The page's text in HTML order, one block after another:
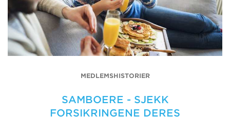
MEDLEMSHISTORIER
SAMBOERE - SJEKK
FORSIKRINGENE DERES